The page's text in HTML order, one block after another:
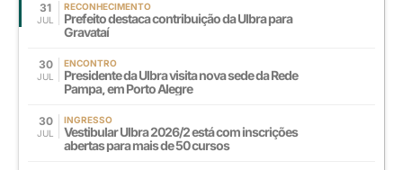
31
JUL
RECONHECIMENTO
Prefeito destaca contribuição da Ulbra para
Gravataí
30
JUL
ENCONTRO
Presidente da Ulbra visita nova sede da Rede
Pampa, em Porto Alegre
30
JUL
INGRESSO
Vestibular Ulbra 2026/2 está com inscrições
abertas para mais de 50 cursos